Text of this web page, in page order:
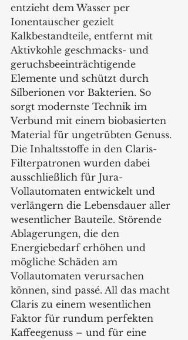
entzieht dem Wasser per
Ionentauscher gezielt
Kalkbestandteile, entfernt mit
Aktivkohle geschmacks- und
geruchsbeeinträchtigende
Elemente und schützt durch
Silberionen vor Bakterien. So
sorgt modernste Technik im
Verbund mit einem biobasierten
Material für ungetrübten Genuss.
Die Inhaltsstoffe in den Claris-
Filterpatronen wurden dabei
ausschließlich für Jura-
Vollautomaten entwickelt und
verlängern die Lebensdauer aller
wesentlicher Bauteile. Störende
Ablagerungen, die den
Energiebedarf erhöhen und
mögliche Schäden am
Vollautomaten verursachen
können, sind passé. All das macht
Claris zu einem wesentlichen
Faktor für rundum perfekten
Kaffeegenuss – und für eine